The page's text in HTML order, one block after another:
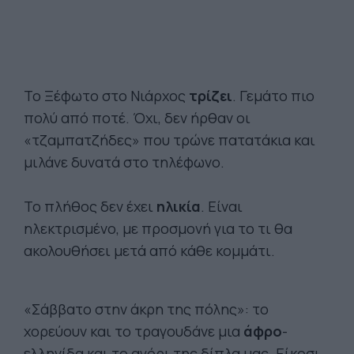
Το Ξέφωτο στο Νιάρχος τρίζει . Γεμάτο πιο
πολύ από ποτέ. Όχι, δεν ήρθαν οι
«τζαμπατζήδες» που τρώνε πατατάκια και
μιλάνε δυνατά στο τηλέφωνο.
Το πλήθος δεν έχει ηλικία . Είναι
ηλεκτρισμένο, με προσμονή για το τι θα
ακολουθήσει μετά από κάθε κομμάτι.
«Σάββατο στην άκρη της πόλης»: το
χορεύουν και το τραγουδάνε μια άφρο-